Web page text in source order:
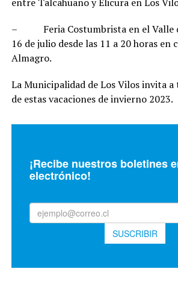
– Feria Costumbrista en el Valle
16 de julio desde las 11 a 20 horas en
Almagro.
La Municipalidad de Los Vilos invita
de estas vacaciones de invierno 2023.